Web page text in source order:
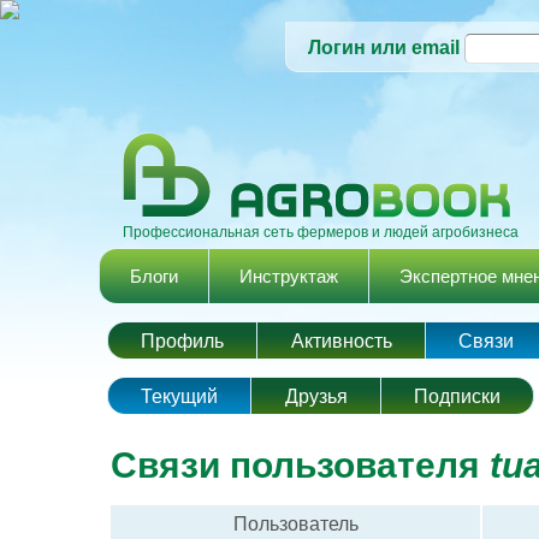
Логин или email
Профессиональная сеть фермеров и людей агробизнеса
Главное меню
Блоги Инструктаж Экспертное
Профиль Активность Cвязи
Главные вкладки
Текущий (активная вкладка)
Друзья Подписки
Связи пользователя
Пользователь